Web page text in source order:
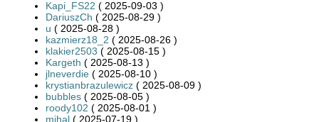
Kapi_FS22 ( 2025-09-03 )
DariuszCh ( 2025-08-29 )
u ( 2025-08-28 )
kazmierz18_2 ( 2025-08-26 )
klakier2503 ( 2025-08-15 )
Kargeth ( 2025-08-13 )
jlneverdie ( 2025-08-10 )
krystianbrazulewicz ( 2025-08-09 )
bubbles ( 2025-08-05 )
roody102 ( 2025-08-01 )
mihal ( 2025-07-19 )